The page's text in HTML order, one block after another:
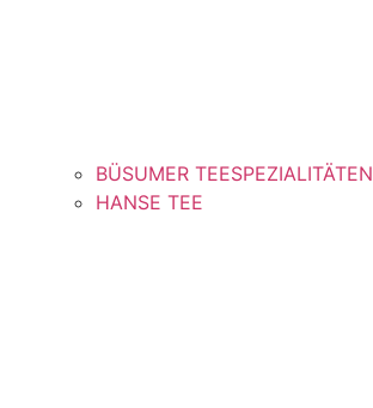
BÜSUMER TEESPEZIALITÄTEN
HANSE TEE